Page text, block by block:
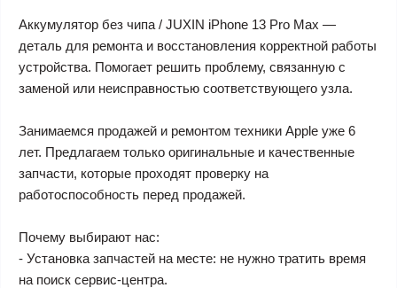
Аккумулятор без чипа / JUXIN iPhone 13 Pro Max —
деталь для ремонта и восстановления корректной работы
устройства. Помогает решить проблему, связанную с
заменой или неисправностью соответствующего узла.
Занимаемся продажей и ремонтом техники Apple уже 6
лет. Предлагаем только оригинальные и качественные
запчасти, которые проходят проверку на
работоспособность перед продажей.
Почему выбирают нас:
- Установка запчастей на месте: не нужно тратить время
на поиск сервис-центра.